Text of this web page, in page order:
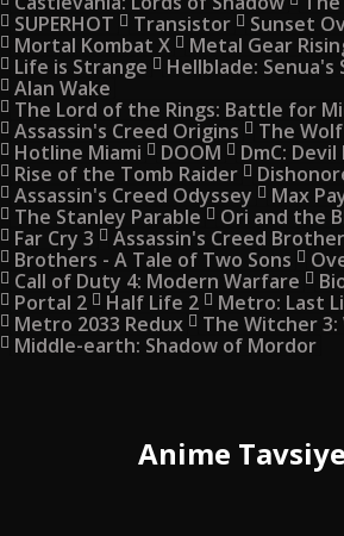
SUPERHOT
Transistor Sunset
Mortal Kombat X
Metal Gear
Life is Strange
Hellblade: Senua's
Alan Wake
The Lord of the Rings: Battle for
Assassin's Creed Origins
The
Hotline Miami
DOOM DmC: Devil
Rise of the Tomb Raider
Assassin's Creed Odyssey
Max
The Stanley Parable
Ori and the
Far Cry 3
Assassin's Creed
Brothers - A Tale of Two Sons
Call of Duty 4: Modern Warfare
Portal 2
Half Life 2
Metro: Last
Metro 2033 Redux
The Witcher
Middle-earth: Shadow of Mordor
Anime